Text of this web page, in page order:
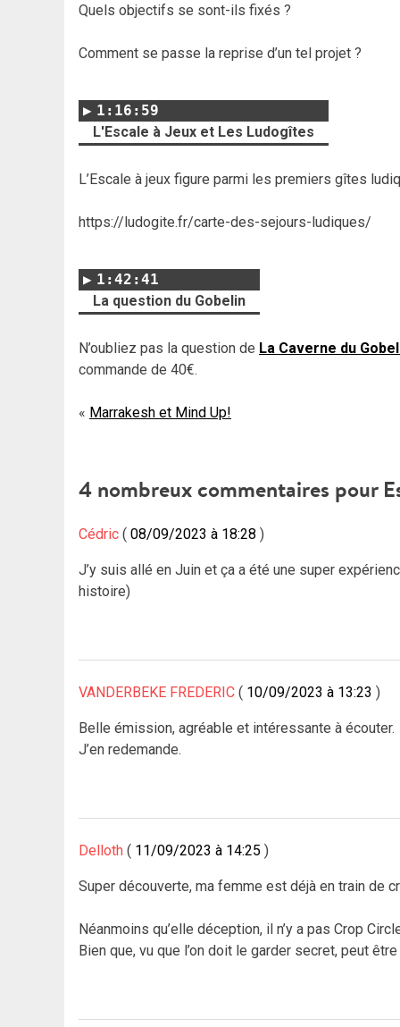
Quels objectifs se sont-ils fixés ?
Comment se passe la reprise d’un tel projet ?
1:16:59
L'Escale à Jeux et Les Ludogîtes
L’Escale à jeux figure parmi les premiers gîtes
https://ludogite.fr/carte-des-sejours-ludiques/
1:42:41
La question du Gobelin
N’oubliez pas la question de La Caverne du
commande de 40€.
Navigation
l’article
Marrakesh et Mind Up!
4 nombreux commentaires pour
Cédric 08/09/2023 à 18:28
J’y suis allé en Juin et ça a été une super
histoire)
VANDERBEKE FREDERIC 10/09/2023 à 13:23
Belle émission, agréable et intéressante à écouter.
J’en redemande.
Delloth 11/09/2023 à 14:25
Super découverte, ma femme est déjà en train de
Néanmoins qu’elle déception, il n’y a pas Crop
Bien que, vu que l’on doit le garder secret, peut